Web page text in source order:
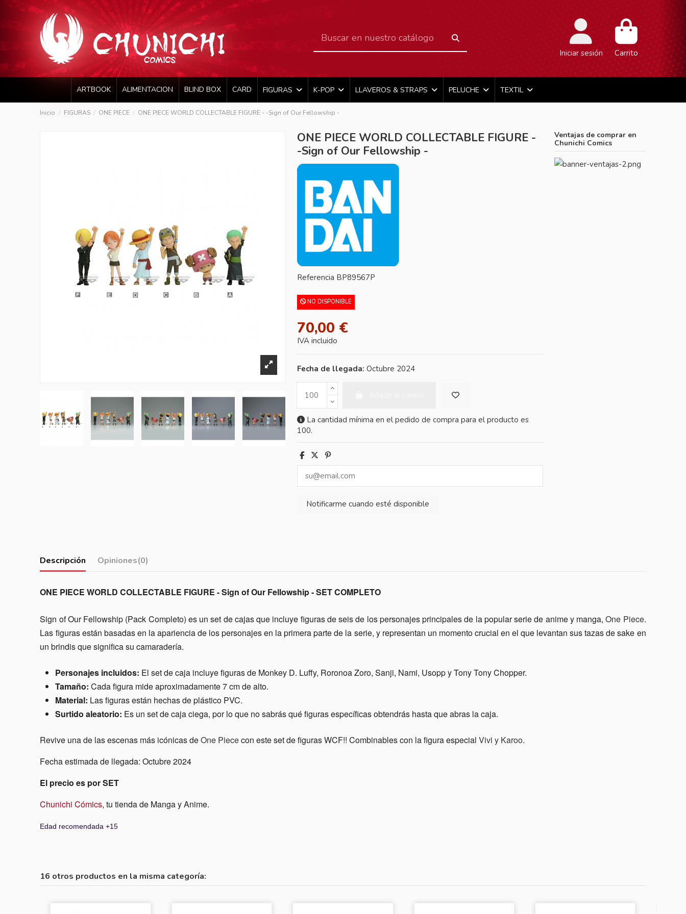
Iniciar sesión Carrito
ARTBOOK ALIMENTACION BLIND BOX CARD FIGURAS K-POP LLAVEROS & STRAPS PELUCHE TEXTIL
Inicio FIGURAS ONE PIECE ONE PIECE WORLD COLLECTABLE FIGURE - -Sign of Our Fellowship -
ONE PIECE WORLD COLLECTABLE FIGURE -
-Sign of Our Fellowship -
Referencia BP89567P
NO DISPONIBLE
70,00 €
IVA incluido
Fecha de llegada: Octubre 2024
La cantidad mínima en el pedido de compra para el producto es
100.
Ventajas de comprar en
Chunichi Comics
Descripción Opiniones(0)
ONE PIECE WORLD COLLECTABLE FIGURE - Sign of Our Fellowship - SET COMPLETO
Sign of Our Fellowship (Pack Completo) es un set de cajas que incluye figuras de seis de los personajes principales de la popular serie de anime y manga,One Piece.
Las figuras están basadas en la apariencia de los personajes en la primera parte de la serie, y representan un momento crucial en el que levantan sus tazas de sake en
un brindis que significa su camaradería.
Personajes incluidos: El set de caja incluye figuras de Monkey D. Luffy, Roronoa Zoro, Sanji, Nami, Usopp y Tony Tony Chopper.
Tamaño: Cada figura mide aproximadamente 7 cm de alto.
Material: Las figuras están hechas de plástico PVC.
Surtido aleatorio: Es un set de caja ciega, por lo que no sabrás qué figuras específicas obtendrás hasta que abras la caja.
Revive una de las escenas más icónicas deOne Piececon este set de figuras WCF!! Combinables con la figura especial Vivi y Karoo.
Fecha estimada de llegada: Octubre 2024
El precio es por SET
Chunichi Cómics, tu tienda de Manga y Anime.
Edad recomendada +15
16 otros productos en la misma categoría: